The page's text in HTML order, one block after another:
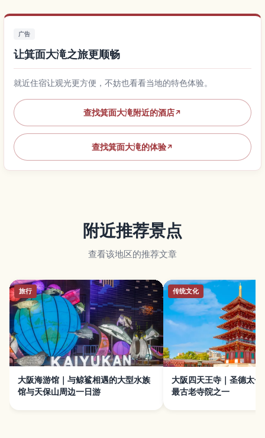
广告
让箕面大滝之旅更顺畅
就近住宿让观光更方便，不妨也看看当地的特色体验。
查找箕面大滝附近的酒店↗
查找箕面大滝的体验↗
附近推荐景点
查看该地区的推荐文章
旅行
大阪海游馆｜与鲸鲨相遇的大型水族
馆与天保山周边一日游
传统文化
大阪四天王寺｜圣德太
最古老寺院之一